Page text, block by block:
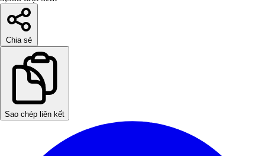
Chia sẻ
Sao chép liên kết